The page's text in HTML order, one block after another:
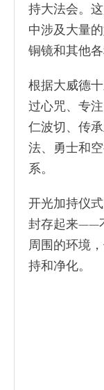
持大法会。
中涉及大量
铜镜和其他各
根据大威德
过心咒、专
仁波切、传
法、勇士和
系。
开光加持仪
封存起来——
周围的环境
持和净化。